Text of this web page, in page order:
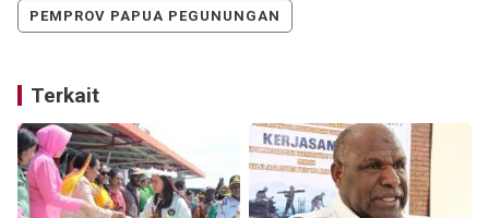
PEMPROV PAPUA PEGUNUNGAN
Terkait